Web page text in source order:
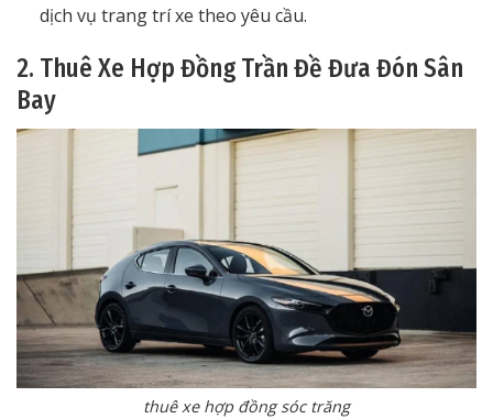
dịch vụ trang trí xe theo yêu cầu.
2. Thuê Xe Hợp Đồng Trần Đề Đưa Đón Sân
Bay
thuê xe hợp đồng sóc trăng